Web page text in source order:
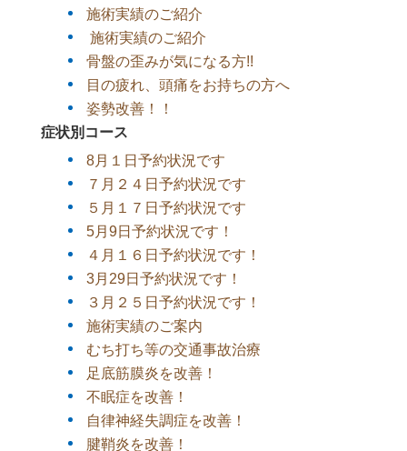
施術実績のご紹介
施術実績のご紹介
骨盤の歪みが気になる方!!
目の疲れ、頭痛をお持ちの方へ
姿勢改善！！
症状別コース
8月１日予約状況です
７月２４日予約状況です
５月１７日予約状況です
5月9日予約状況です！
４月１６日予約状況です！
3月29日予約状況です！
３月２５日予約状況です！
施術実績のご案内
むち打ち等の交通事故治療
足底筋膜炎を改善！
不眠症を改善！
自律神経失調症を改善！
腱鞘炎を改善！